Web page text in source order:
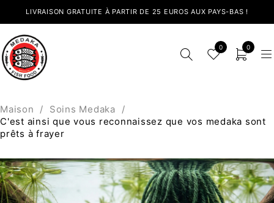
LIVRAISON GRATUITE À PARTIR DE 25 EUROS AUX PAYS-BAS !
0 0
Maison / Soins Medaka
/
C'est ainsi que vous reconnaissez que vos medaka sont
prêts à frayer